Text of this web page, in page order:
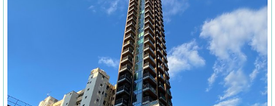
公